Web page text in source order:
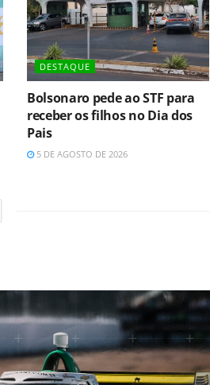
DESTAQUE
Bolsonaro pede ao STF para
receber os filhos no Dia dos
Pais
5 DE AGOSTO DE 2026